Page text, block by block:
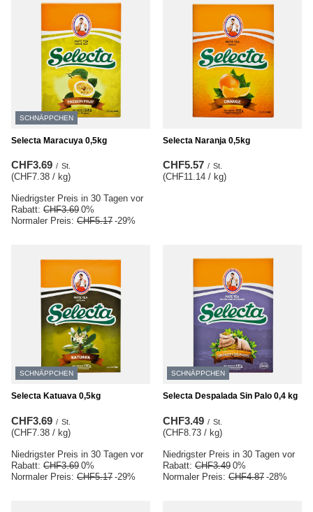
SCHNÄPPCHEN
Selecta Maracuya 0,5kg
CHF3.69 / St.
(CHF7.38 / kg)
Niedrigster Preis in 30 Tagen vor
Rabatt: CHF3.69 0%
Normaler Preis: CHF5.17 -29%
Selecta Naranja 0,5kg
CHF5.57 / St.
(CHF11.14 / kg)
SCHNÄPPCHEN
Selecta Katuava 0,5kg
CHF3.69 / St.
(CHF7.38 / kg)
Niedrigster Preis in 30 Tagen vor
Rabatt: CHF3.69 0%
Normaler Preis: CHF5.17 -29%
SCHNÄPPCHEN
Selecta Despalada Sin Palo 0,4 kg
CHF3.49 / St.
(CHF8.73 / kg)
Niedrigster Preis in 30 Tagen vor
Rabatt: CHF3.49 0%
Normaler Preis: CHF4.87 -28%